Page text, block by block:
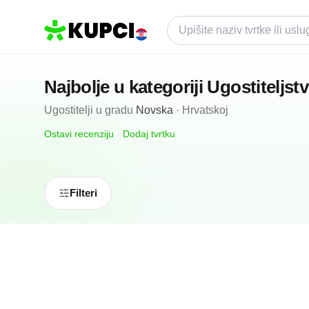
Najbolje u kategoriji
Ugostitelji u gradu Novska · Hrvatskoj
Ostavi recenziju · Dodaj tvrtku
Filteri